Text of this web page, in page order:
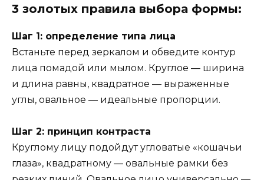
3 золотых правила выбора формы:
Шаг 1: определение типа лица
Встаньте перед зеркалом и обведите контур
лица помадой или мылом. Круглое — ширина
и длина равны, квадратное — выраженные
углы, овальное — идеальные пропорции.
Шаг 2: принцип контраста
Круглому лицу подойдут угловатые «кошачьи
глаза», квадратному — овальные рамки без